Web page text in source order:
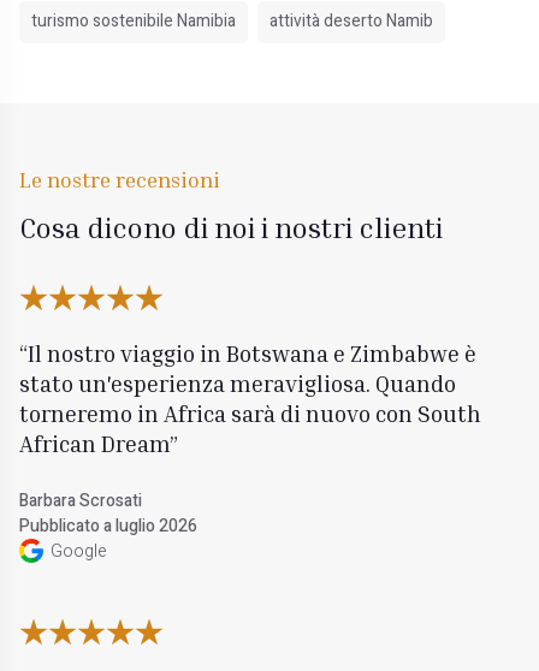
turismo sostenibile Namibia
attività deserto Namib
Le nostre recensioni
Cosa dicono di noi i nostri clienti
Il nostro viaggio in Botswana e Zimbabwe è
stato un'esperienza meravigliosa. Quando
torneremo in Africa sarà di nuovo con South
African Dream
Barbara Scrosati
Pubblicato a luglio 2026
Google